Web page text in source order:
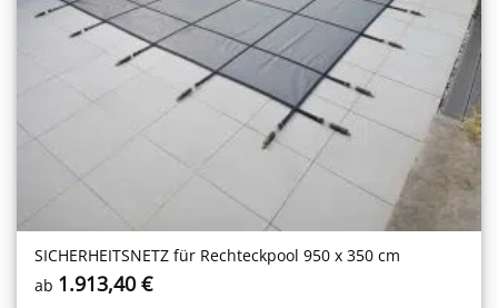
SICHERHEITS­NETZ für Rechteckpool 950 x 350 cm
ab 1.913,40€